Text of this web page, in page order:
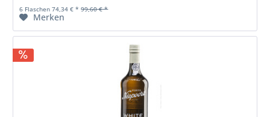
6 Flaschen 74,34 € * 99,60 € *
Merken